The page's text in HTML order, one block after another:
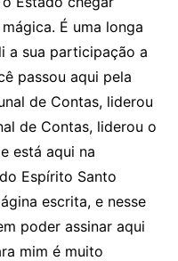
É uma longa
a sua participação a
passou aqui pela
de Contas, liderou
de Contas, liderou o
está aqui na
Espírito Santo
escrita, e nesse
poder assinar aqui
mim é muito